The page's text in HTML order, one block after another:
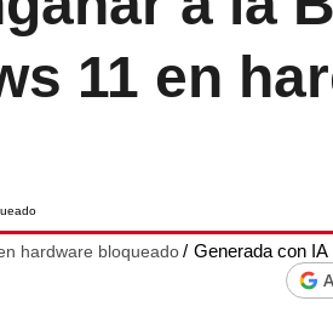
11 en
hardware bloqueado Generada con IA